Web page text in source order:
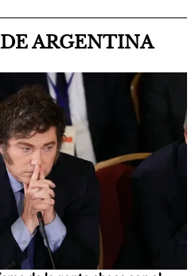
ARGENTINA